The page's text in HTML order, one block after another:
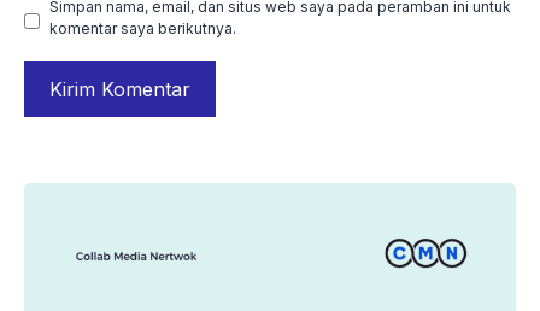
Simpan nama, email, dan situs web saya pada peramban ini untuk
komentar saya berikutnya.